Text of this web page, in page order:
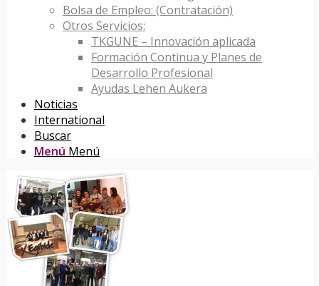
Bolsa de Empleo: (Contratación)
Otros Servicios:
TKGUNE – Innovación aplicada
Formación Continua y Planes de
Desarrollo Profesional
Ayudas Lehen Aukera
Noticias
International
Buscar
Menú Menú